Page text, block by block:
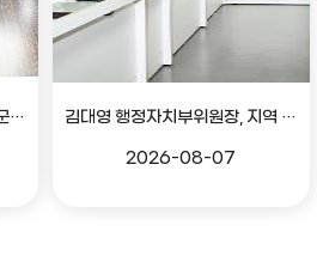
공진혁 의회운영위원장, 옥동 군부대 이전지 양동마을 주민지원사업 점검
김대영 행정자치부위원장, 지역 현안 의견 청취 간담회
2026-08-07